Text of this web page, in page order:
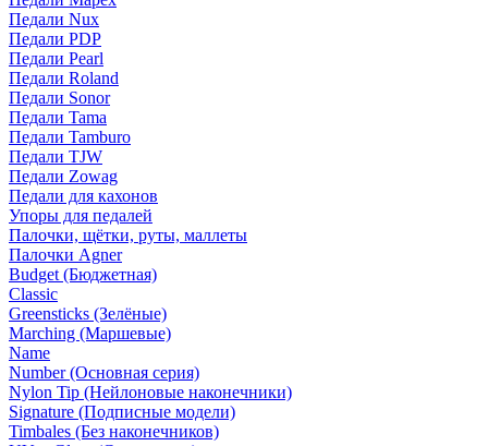
Педали Nux
Педали PDP
Педали Pearl
Педали Roland
Педали Sonor
Педали Tama
Педали Tamburo
Педали TJW
Педали Zowag
Педали для кахонов
Упоры для педалей
Палочки, щётки, руты, маллеты
Палочки Agner
Budget (Бюджетная)
Classic
Greensticks (Зелёные)
Marching (Маршевые)
Name
Number (Основная серия)
Nylon Tip (Нейлоновые наконечники)
Signature (Подписные модели)
Timbales (Без наконечников)